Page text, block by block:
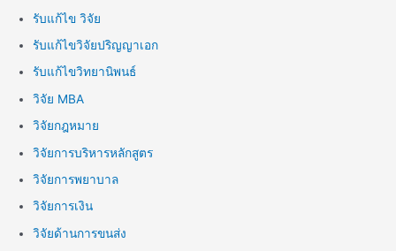
รับแก้ไข วิจัย
รับแก้ไขวิจัยปริญญาเอก
รับแก้ไขวิทยานิพนธ์
วิจัย MBA
วิจัยกฎหมาย
วิจัยการบริหารหลักสูตร
วิจัยการพยาบาล
วิจัยการเงิน
วิจัยด้านการขนส่ง